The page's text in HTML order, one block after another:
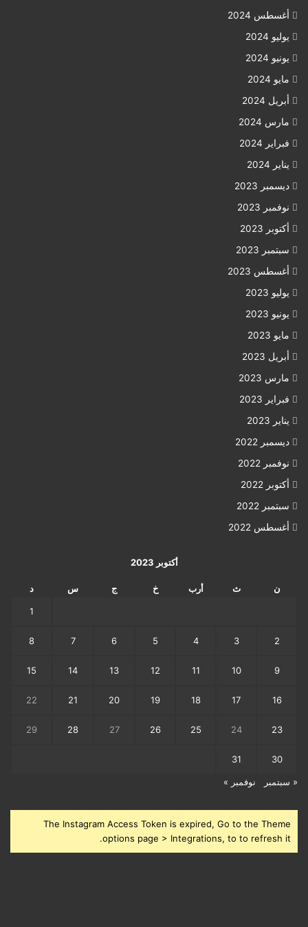
أغسطس 2024
يوليو 2024
يونيو 2024
مايو 2024
أبريل 2024
مارس 2024
فبراير 2024
يناير 2024
ديسمبر 2023
نوفمبر 2023
أكتوبر 2023
سبتمبر 2023
أغسطس 2023
يوليو 2023
يونيو 2023
مايو 2023
أبريل 2023
مارس 2023
فبراير 2023
يناير 2023
ديسمبر 2022
نوفمبر 2022
أكتوبر 2022
سبتمبر 2022
أغسطس 2022
أكتوبر 2023
ن ث أرب خ ج س د
1
2
3
4
5
6
7
8
9
10
11
12
13
14
15
16
17
18
19
20
21
22
23
24
25
26
27
28
29
30
31
« سبتمبر نوفمبر »
The Instagram Access Token is expired, Go to the Theme
options page > Integrations, to to refresh it.